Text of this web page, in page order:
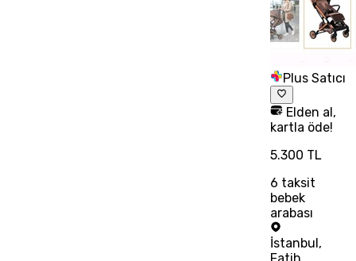
Plus Satıcı
Elden al,
kartla öde!
5.300 TL
6 taksit
bebek
arabası
İstanbul,
Fatih